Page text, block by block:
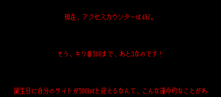
現在、アクセスカウンターは497。
そう、キリ番500まで、あと3なのです！
誕生日に自分のサイトが500hitを迎えるなんて、こんな運命的なことがあ